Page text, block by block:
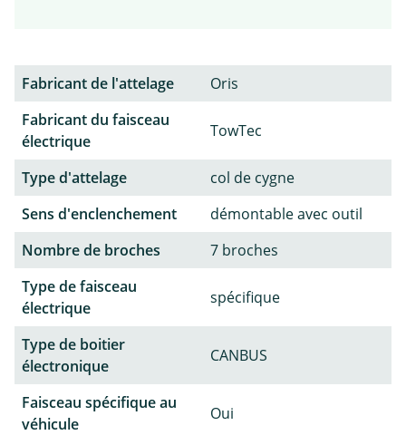
Fabricant de l'attelage
Oris
Fabricant du faisceau
électrique
TowTec
Type d'attelage
col de cygne
Sens d'enclenchement
démontable avec outil
Nombre de broches
7 broches
Type de faisceau
électrique
spécifique
Type de boitier
électronique
CANBUS
Faisceau spécifique au
véhicule
Oui